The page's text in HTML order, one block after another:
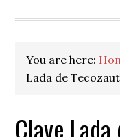
You are here:
Lada de
Clave